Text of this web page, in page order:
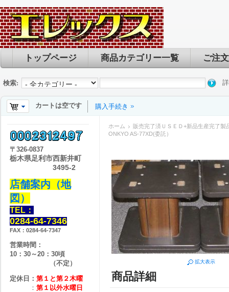
トップページ 商品カテゴリー一覧 ご注
検索:
カートは空です 購入手続き
ホーム
販売完了済ＵＳＥＤ+新品生産完了製
ONKYO AS-77XD(委託）
拡大表示
商品詳細
〒 326-0837
栃木県足利市西新井町
3495-2
店舗案内（地
図）
TEL：
0284-64-7346
FAX：0284-64-7347
営業時間：
10：30～20：30頃
（不定）
定休日： 第１と第２木曜
： 第１以外水曜日